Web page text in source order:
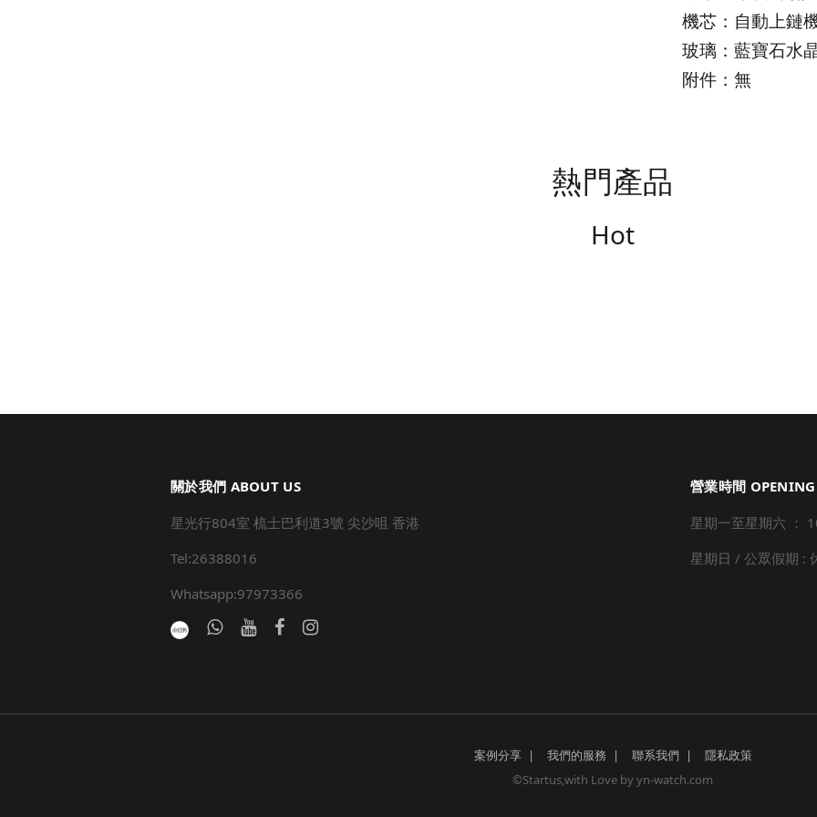
機芯：自動上鏈
玻璃：藍寶石水
附件：無
熱門產品
Hot
關於我們 ABOUT US
星光行804室 梳士巴利道3號 尖沙咀 香港
Tel:26388016
Whatsapp:97973366
營業時間
星期一至星期六 ：
星期日 / 公眾假期 :
案例分享 我們的服務 聯系我們
隱私政策
©Startus,with Love by yn-watch.com